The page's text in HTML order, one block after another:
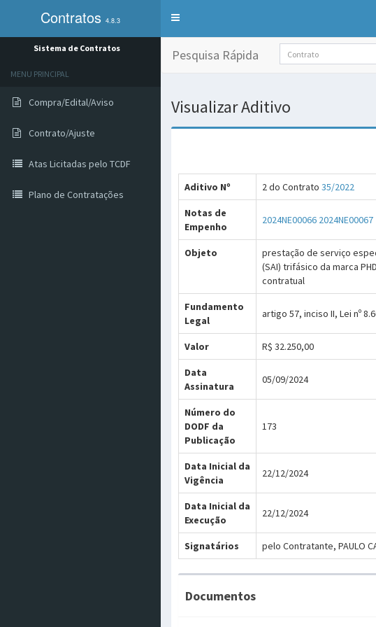
Contratos 4.8.3
Alterna
menu
Sistema de Contratos
MENU PRINCIPAL
Compra/Edital/Aviso
Contrato/Ajuste
Atas Licitadas pelo TCDF
Plano de Contratações
Pesquisa Rápida
Visualizar Aditivo
Aditivo Nº 2 do Contrato 35/2022
Notas de
Empenho
2024NE00066 2024NE00067
Objeto
prestação de serviço
(SAI) trifásico da marca
contratual
Fundamento
Legal
artigo 57, inciso II, Lei nº
Valor R$ 32.250,00
Data
Assinatura
05/09/2024
Número do
DODF da
Publicação
173
Data Inicial da
Vigência
22/12/2024
Data Inicial da
Execução
22/12/2024
Signatários pelo Contratante, PAULO
Documentos